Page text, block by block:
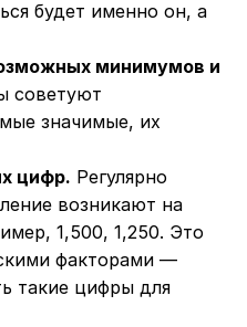
будет именно он, а
минимумов и
советуют
значимые, их
цифр. Регулярно
возникают на
1,500, 1,250. Это
факторами ―
такие цифры для